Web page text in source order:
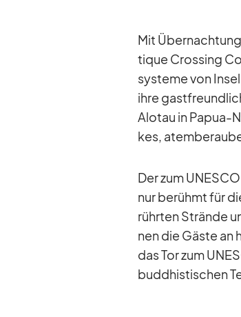
Mit
tique Crossing
sys­teme von
ihre
Alo­tau in Pa­pua-
kes,
Der zum
nur be­rühmt für
rühr­ten Strände
nen die Gäste an
das Tor zum
bud­dhis­ti­schen